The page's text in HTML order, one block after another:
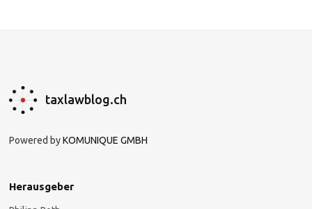
taxlawblog.ch
Powered byKOMUNIQUE GMBH
Herausgeber